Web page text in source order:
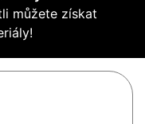
můžete získat